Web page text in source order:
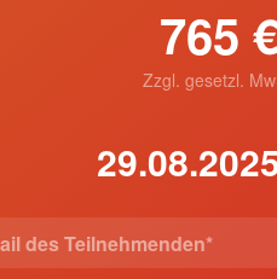
765
Zzgl. gesetzl.